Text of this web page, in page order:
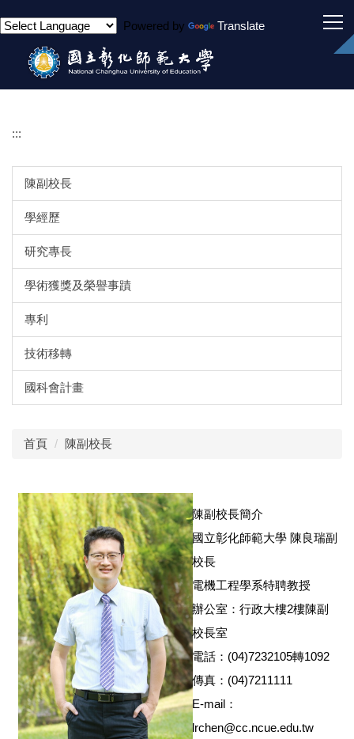
到
Powered by Translate
:::
陳副校長
學經歷
研究專長
學術獲獎及榮譽事蹟
專利
技術移轉
國科會計畫
首頁 陳副校長
陳副校長簡介
國立彰化師範大學 陳良瑞副
校長
電機工程學系特聘教授
辦公室：行政大樓2樓陳副
校長室
電話：(04)7232105轉1092
傳真：(04)7211111
E-mail：
lrchen@cc.ncue.edu.tw